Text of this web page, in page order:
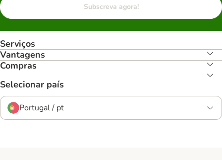
Subscreva agora!
Serviços
Vantagens
Compras
Selecionar país
Portugal / pt